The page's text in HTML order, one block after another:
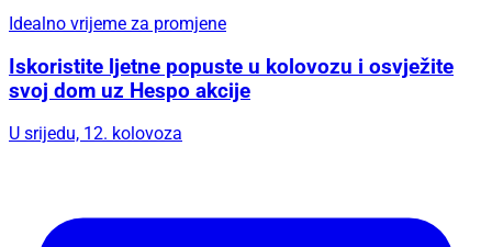
Idealno vrijeme za promjene
Iskoristite ljetne popuste u kolovozu i osvježite
svoj dom uz Hespo akcije
U srijedu, 12. kolovoza